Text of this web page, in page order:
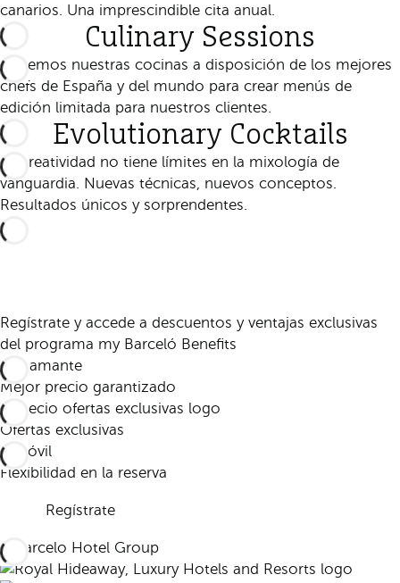
canarios. Una imprescindible cita anual.
Culinary Sessions
Ponemos nuestras cocinas a disposición de los mejores
chefs de España y del mundo para crear menús de
edición limitada para nuestros clientes.
Evolutionary Cocktails
La creatividad no tiene límites en la mixología de
vanguardia. Nuevas técnicas, nuevos conceptos.
Resultados únicos y sorprendentes.
Regístrate y accede a descuentos y ventajas exclusivas
del programa my Barceló Benefits
Mejor precio garantizado
Ofertas exclusivas
Flexibilidad en la reserva
Regístrate